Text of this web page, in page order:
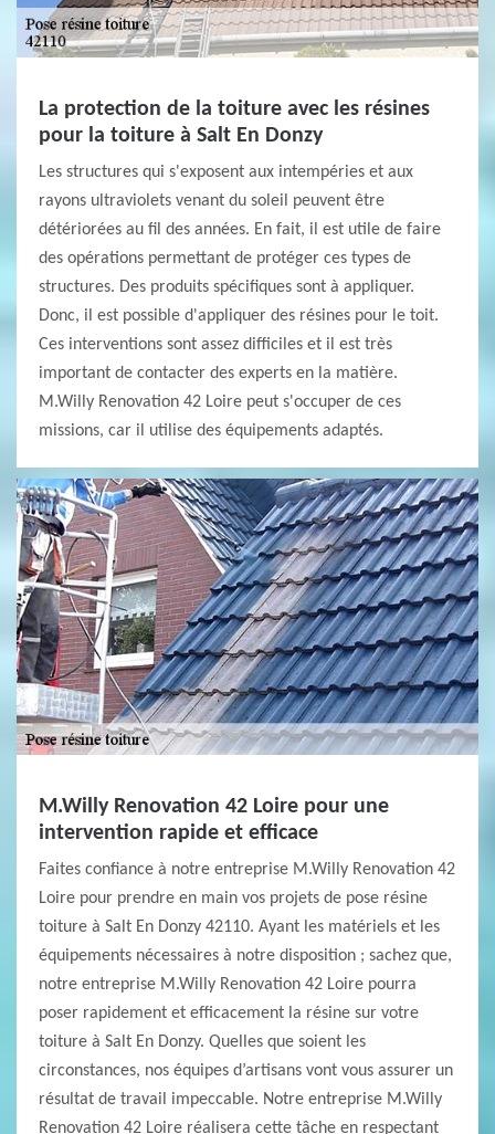
La protection de la toiture avec les résines
pour la toiture à Salt En Donzy
Les structures qui s'exposent aux intempéries et aux
rayons ultraviolets venant du soleil peuvent être
détériorées au fil des années. En fait, il est utile de faire
des opérations permettant de protéger ces types de
structures. Des produits spécifiques sont à appliquer.
Donc, il est possible d'appliquer des résines pour le toit.
Ces interventions sont assez difficiles et il est très
important de contacter des experts en la matière.
M.Willy Renovation 42 Loire peut s'occuper de ces
missions, car il utilise des équipements adaptés.
M.Willy Renovation 42 Loire pour une
intervention rapide et efficace
Faites confiance à notre entreprise M.Willy Renovation 42
Loire pour prendre en main vos projets de pose résine
toiture à Salt En Donzy 42110. Ayant les matériels et les
équipements nécessaires à notre disposition ; sachez que,
notre entreprise M.Willy Renovation 42 Loire pourra
poser rapidement et efficacement la résine sur votre
toiture à Salt En Donzy. Quelles que soient les
circonstances, nos équipes d’artisans vont vous assurer un
résultat de travail impeccable. Notre entreprise M.Willy
Renovation 42 Loire réalisera cette tâche en respectant